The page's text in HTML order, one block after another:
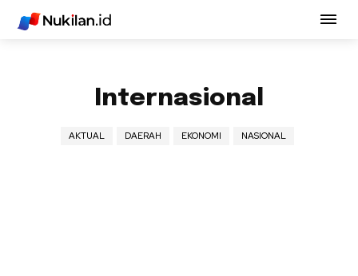
Internasional
AKTUAL DAERAH EKONOMI NASIONAL